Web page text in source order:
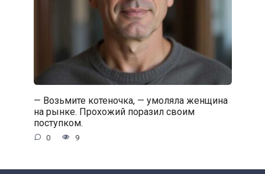
— Возьмите котеночка, — умоляла женщина
на рынке. Прохожий поразил своим
поступком.
0 9